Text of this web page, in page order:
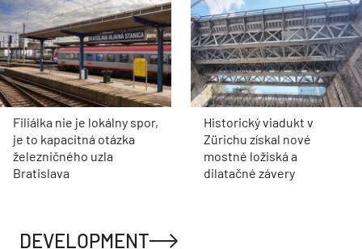
Filiálka nie je lokálny spor,
je to kapacitná otázka
železničného uzla
Bratislava
Historický viadukt v
Zürichu získal nové
mostné ložiská a
dilatačné závery
DEVELOPMENT